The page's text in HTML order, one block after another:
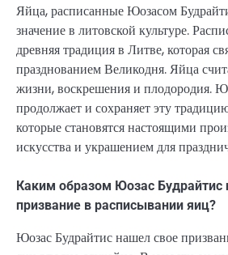
Яйца, расписанные Юозасом
значение в литовской культуре.
древняя традиция в Литве, которая
празднованием Великодня. Яйца
жизни, воскрешения и плодородия.
продолжает и сохраняет эту
которые становятся настоящими
искусства и украшением для
Каким образом Юозас Будрайтис
призвание в расписывании яиц?
Юозас Будрайтис нашел свое